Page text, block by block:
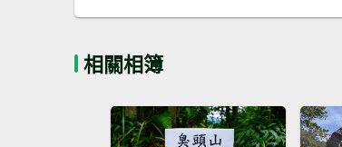
相關相簿